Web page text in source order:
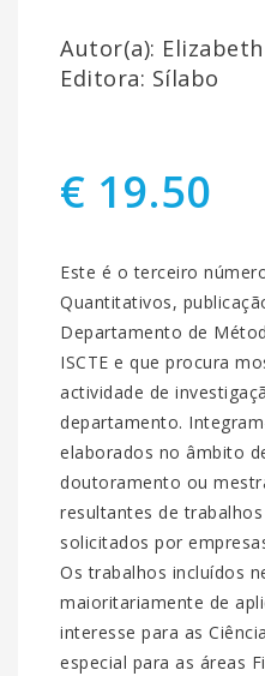
Autor(a): Elizabeth
Editora: Sílabo
€ 19.50
Este é o terceiro
Quantitativos,
Departamento de
ISCTE e que procura
actividade de
departamento.
elaborados no âmbito
doutoramento ou
resultantes de
solicitados por
Os trabalhos incluídos
maioritariamente de
interesse para as
especial para as áreas